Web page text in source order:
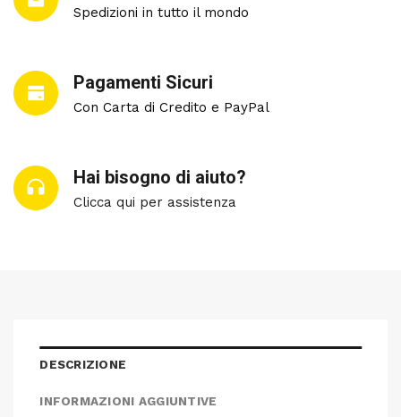
Spedizioni in tutto il mondo
Pagamenti Sicuri
Con Carta di Credito e PayPal
Hai bisogno di aiuto?
Clicca qui per assistenza
DESCRIZIONE
INFORMAZIONI AGGIUNTIVE